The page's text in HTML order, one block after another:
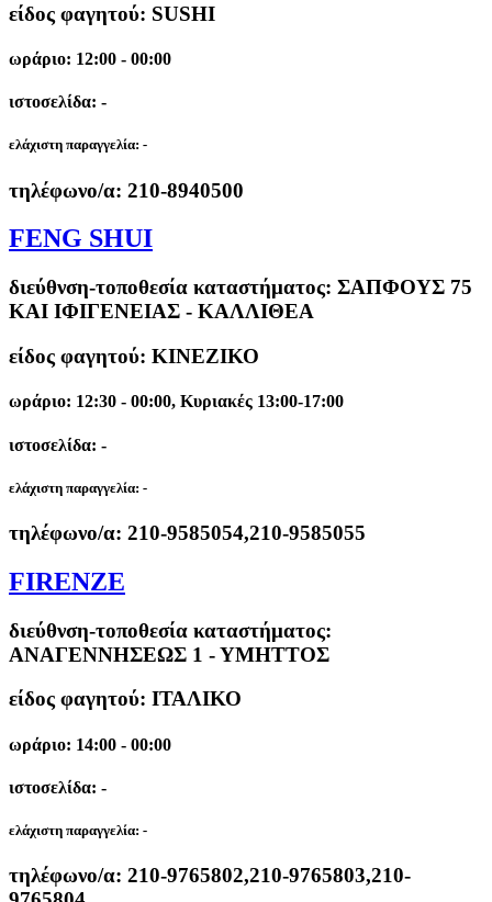
είδος φαγητού: SUSHI
ωράριο: 12:00 - 00:00
ιστοσελίδα: -
ελάχιστη παραγγελία: -
τηλέφωνο/α: 210-8940500
FENG SHUI
διεύθνση-τοποθεσία καταστήματος: ΣΑΠΦΟΥΣ 75
ΚΑΙ ΙΦΙΓΕΝΕΙΑΣ - ΚΑΛΛΙΘΕΑ
είδος φαγητού: ΚΙΝΕΖΙΚΟ
ωράριο: 12:30 - 00:00, Κυριακές 13:00-17:00
ιστοσελίδα: -
ελάχιστη παραγγελία: -
τηλέφωνο/α: 210-9585054,210-9585055
FIRENZE
διεύθνση-τοποθεσία καταστήματος:
ΑΝΑΓΕΝΝΗΣΕΩΣ 1 - ΥΜΗΤΤΟΣ
είδος φαγητού: ΙΤΑΛΙΚΟ
ωράριο: 14:00 - 00:00
ιστοσελίδα: -
ελάχιστη παραγγελία: -
τηλέφωνο/α: 210-9765802,210-9765803,210-